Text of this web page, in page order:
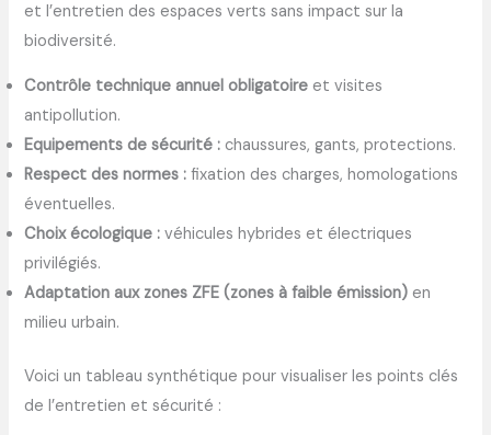
et l’entretien des espaces verts sans impact sur la
biodiversité.
Contrôle technique annuel obligatoire et visites
antipollution.
Equipements de sécurité : chaussures, gants, protections.
Respect des normes : fixation des charges, homologations
éventuelles.
Choix écologique : véhicules hybrides et électriques
privilégiés.
Adaptation aux zones ZFE (zones à faible émission) en
milieu urbain.
Voici un tableau synthétique pour visualiser les points clés
de l’entretien et sécurité :